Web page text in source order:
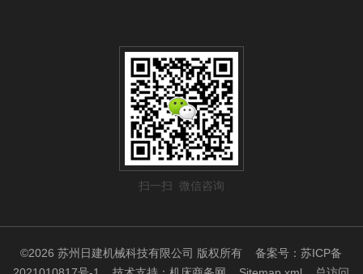
扫一扫 微信咨询
©2026 苏州日建机械科技有限公司 版权所有备案号：苏ICP备